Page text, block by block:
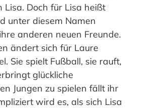
Lisa. Doch für Lisa heißt
unter diesem Namen
anderen neuen Freunde.
ändert sich für Laure
Sie spielt Fußball, sie rauft,
glückliche
Jungen zu spielen fällt ihr
wird es, als sich Lisa